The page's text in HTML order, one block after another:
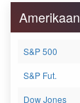
S&P 500
S&P Fut.
Dow Jones